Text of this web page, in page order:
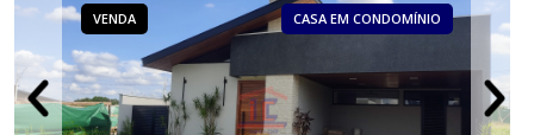
VENDA CASA EM CONDOMÍNIO